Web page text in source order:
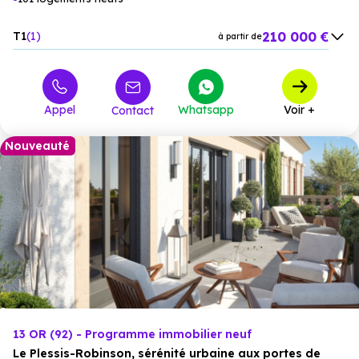
T1 1 à partir de210 000 €
57 à partir de 331 000 €
à partir de 451 000 €
T5 3 à partir de580 000 €
Appel Contact Whatsapp Voir +
Nouveauté
13 OR (92) - Programme immobilier neuf
Le Plessis-Robinson, sérénité urbaine aux portes de